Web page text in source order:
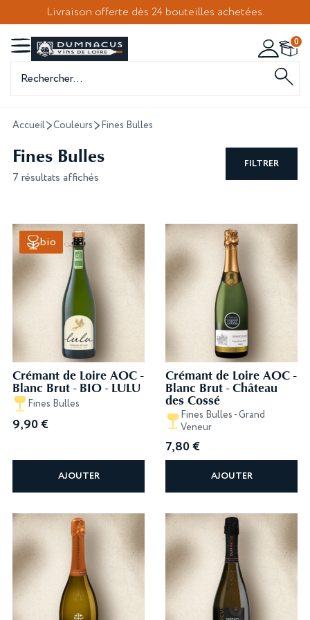
Livraison offerte dès 24 bouteilles achetées.
Recherche
de
produits
0
Accueil Couleurs Fines Bulles
Fines Bulles
7 résultats affichés
FILTRER
bio
Crémant de Loire AOC -
Blanc Brut - BIO - LULU
Fines Bulles
9,90€
AJOUTER
Crémant de Loire AOC -
Blanc Brut - Château
des Cossé
Fines Bulles - Grand
Veneur
7,80€
AJOUTER